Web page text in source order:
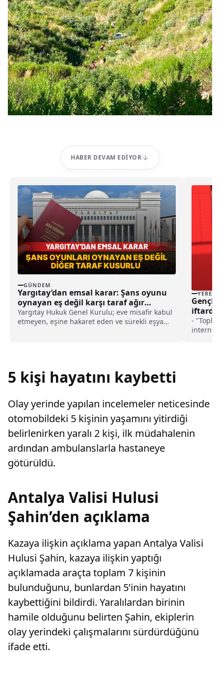
HABER DEVAM EDIYOR
GÜNDEM
Yargıtay’dan emsal karar: Şans oyunu
oynayan eş değil karşı taraf ağır
kusurlu sayıldı
Yargıtay Hukuk Genel Kurulu; eve misafir kabul
etmeyen, eşine hakaret eden ve sürekli eşya
YEREL
iftarda
-
5 kişi hayatını kaybetti
Olay yerinde yapılan incelemeler neticesinde
otomobildeki 5 kişinin yaşamını yitirdiği
belirlenirken yaralı 2 kişi, ilk müdahalenin
ardından ambulanslarla hastaneye
götürüldü.
Antalya Valisi Hulusi
Şahin’den açıklama
Kazaya ilişkin açıklama yapan Antalya Valisi
Hulusi Şahin, kazaya ilişkin yaptığı
açıklamada araçta toplam 7 kişinin
bulunduğunu, bunlardan 5’inin hayatını
kaybettiğini bildirdi. Yaralılardan birinin
hamile olduğunu belirten Şahin, ekiplerin
olay yerindeki çalışmalarını sürdürdüğünü
ifade etti.